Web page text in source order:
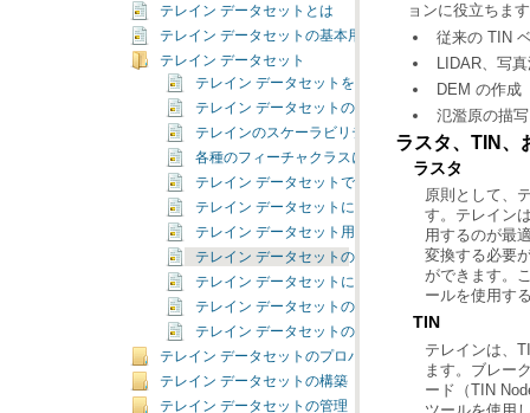
テレイン データセットとは
テレイン データセットの基本用語
テレイン データセット
テレイン データセットを使用する利点
テレイン データセットの概念
テレインのスケーラビリティ
各種のフィーチャクラスによるテレイン ソース デ
テレイン データセットでサポートされるソース デ
テレイン データセットに対するデータベース サポ
テレイン データセット用のデータ インポート ツー
テレイン データセットの考慮事項
テレイン データセットに関する FAQ
テレイン データセットのトラブルシューティング
テレイン データセットの既知の制限事項
テレイン データセットのプロパティ
テレイン データセットの構築
テレイン データセットの管理
ョンに役立ちま
従来の TIN
LIDAR、写
DEM の作成
氾濫原の描
ラスタ、TIN、
ラスタ
ができます。
ールを使用す
TIN